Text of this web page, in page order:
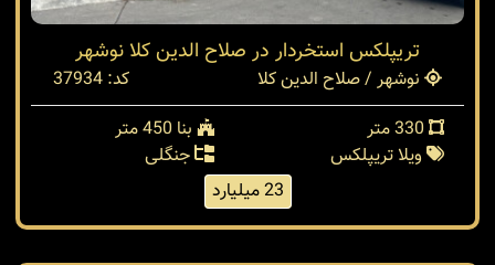
تریپلکس استخردار در صلاح الدین کلا نوشهر
نوشهر / صلاح الدین کلا
کد: 37934
بنا 450 متر
ویلا تریپلکس
جنگلی
23 میلیارد